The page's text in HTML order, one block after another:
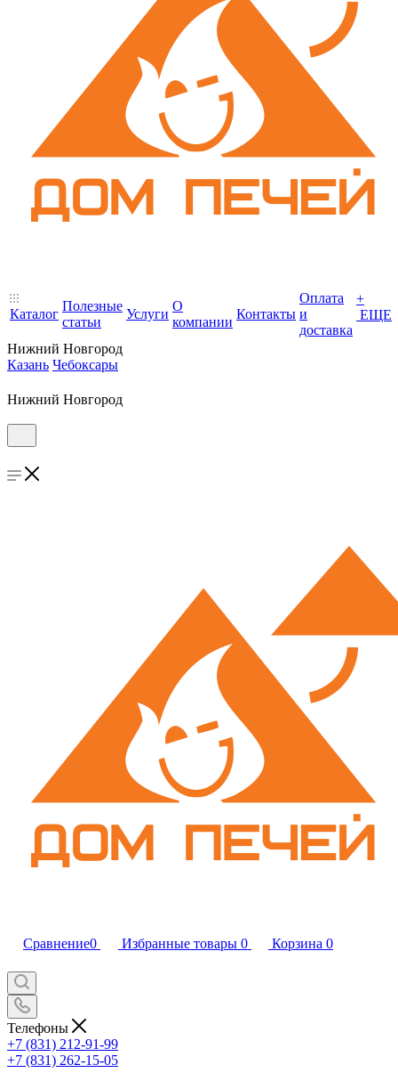
Каталог
Полезные
статьи
Услуги
О
компании
Контакты
Оплата
и
доставка
+
ЕЩЕ
Нижний Новгород
Казань Чебоксары
Нижний Новгород
Сравнение0 Избранные товары 0 Корзина 0
Телефоны
+7 (831) 212-91-99
+7 (831) 262-15-05